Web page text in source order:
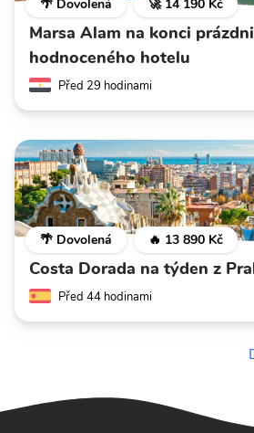
🌴 Dovolená 🚀 14 190 Kč
Marsa Alam na konci
hodnoceného hotelu
Před 29 hodinami
🌴 Dovolená 🔥 13 890 Kč
Costa Dorada na týden z
Před 44 hodinami